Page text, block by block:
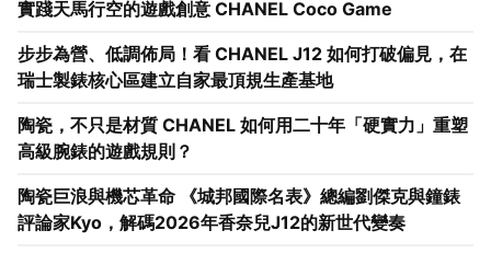
實踐天馬行空的遊戲創意 CHANEL Coco Game
步步為營、低調佈局！看 CHANEL J12 如何打破偏見，在
瑞士製錶核心區建立自家最頂規生產基地
陶瓷，不只是材質 CHANEL 如何用二十年「硬實力」重塑
高級腕錶的遊戲規則？
陶瓷巨浪與機芯革命 《城邦國際名表》總編劉傑克與鐘錶
評論家Kyo，解碼2026年香奈兒J12的新世代變奏